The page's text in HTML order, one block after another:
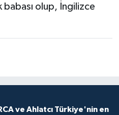
babası olup, İngilizce
ve Ahlatcı Türkiye'nin en